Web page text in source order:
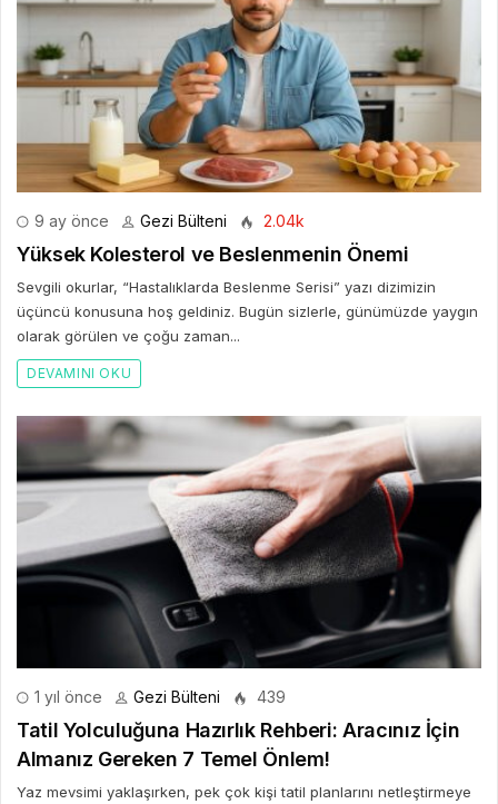
9 ay önce Gezi Bülteni 2.04k
Yüksek Kolesterol ve Beslenmenin Önemi
Sevgili okurlar, “Hastalıklarda Beslenme Serisi” yazı dizimizin
üçüncü konusuna hoş geldiniz. Bugün sizlerle, günümüzde yaygın
olarak görülen ve çoğu zaman...
DEVAMINI OKU
1 yıl önce Gezi Bülteni 439
Tatil Yolculuğuna Hazırlık Rehberi: Aracınız İçin
Almanız Gereken 7 Temel Önlem!
Yaz mevsimi yaklaşırken, pek çok kişi tatil planlarını netleştirmeye